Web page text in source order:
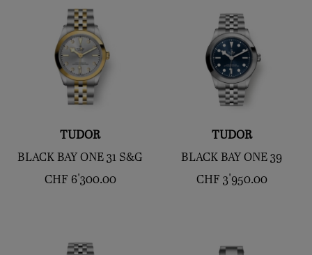
TUDOR
BLACK BAY ONE 31 S&G
CHF 6'300.00
TUDOR
BLACK BAY ONE 39
CHF 3'950.00